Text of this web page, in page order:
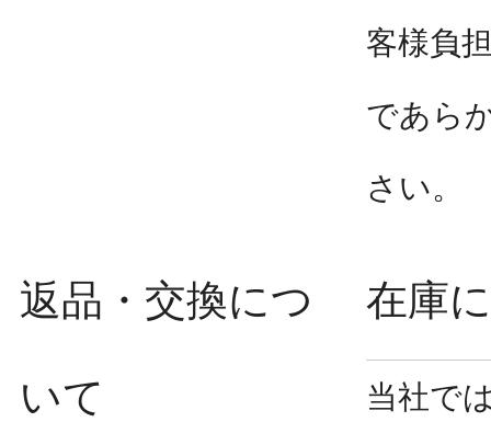
客様負
であら
さい。
返品・交換につ
いて
在庫
当社で